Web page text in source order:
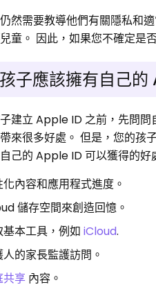
然需要教導他們有關隱私和
童。 因此，如果您不確定是
子應該擁有自己
建立 Apple ID 之前，先問
來很多好處。 但是，您的孩
己的 Apple ID 可以獲得的好
化內容和應用程式進度。
儲存空間來創造回憶。
基本工具，例如iCloud.
人的家長監護訪問。
共享 內容。